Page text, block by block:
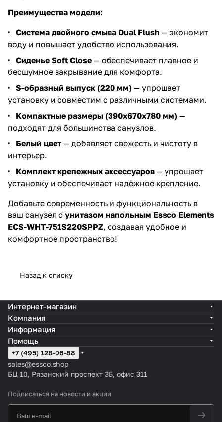
Преимущества модели:
Система двойного смыва Dual Flush — экономит
воду и повышает удобство использования.
Сиденье Soft Close — обеспечивает плавное и
бесшумное закрывание для комфорта.
S-образный выпуск (220 мм) — упрощает
установку и совместим с различными системами.
Компактные размеры (390x670x780 мм) —
подходят для большинства санузлов.
Белый цвет — добавляет свежесть и чистоту в
интерьер.
Комплект крепежных аксессуаров — упрощает
установку и обеспечивает надёжное крепление.
Добавьте современность и функциональность в
ваш санузел с унитазом напольным Essco Elements
ECS-WHT-751S220SPPZ, создавая удобное и
комфортное пространство!
Назад к списку
Интернет-магазин
Компания
Информация
Помощь
+7 (495) 128-06-88
sales@essco.shop
БЦ 10, Рязанский проспект 3Б, офис 311
Подписаться на новости и акции